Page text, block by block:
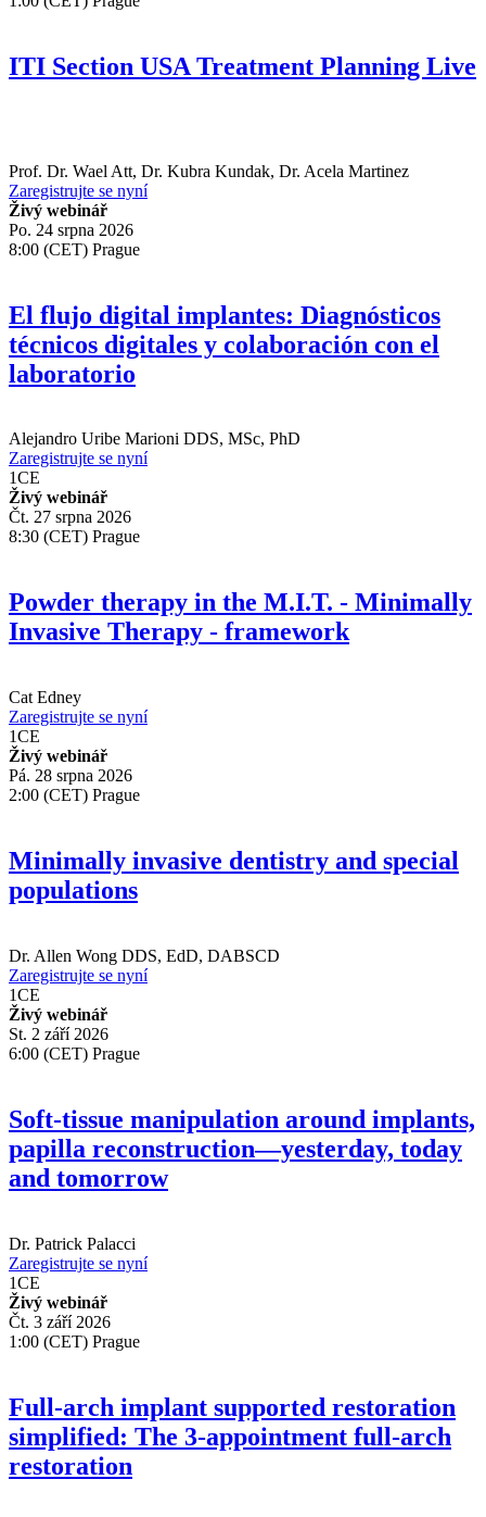
ITI Section USA Treatment Planning Live
Prof. Dr. Wael Att, Dr. Kubra Kundak, Dr. Acela Martinez
Zaregistrujte se nyní
Živý webinář
Po. 24 srpna 2026
8:00 (CET) Prague
El flujo digital implantes: Diagnósticos
técnicos digitales y colaboración con el
laboratorio
Alejandro Uribe Marioni DDS, MSc, PhD
Zaregistrujte se nyní
1CE
Živý webinář
Čt. 27 srpna 2026
8:30 (CET) Prague
Powder therapy in the M.I.T. - Minimally
Invasive Therapy - framework
Cat Edney
Zaregistrujte se nyní
1CE
Živý webinář
Pá. 28 srpna 2026
2:00 (CET) Prague
Minimally invasive dentistry and special
populations
Dr. Allen Wong DDS, EdD, DABSCD
Zaregistrujte se nyní
1CE
Živý webinář
St. 2 září 2026
6:00 (CET) Prague
Soft-tissue manipulation around implants,
papilla reconstruction—yesterday, today
and tomorrow
Dr. Patrick Palacci
Zaregistrujte se nyní
1CE
Živý webinář
Čt. 3 září 2026
1:00 (CET) Prague
Full-arch implant supported restoration
simplified: The 3-appointment full-arch
restoration